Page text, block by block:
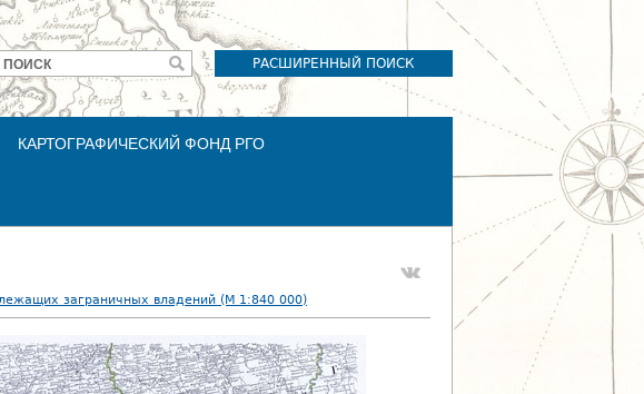
РАСШИРЕННЫЙ ПОИСК
поиска
ПОИСК
КАРТОГРАФИЧЕСКИЙ ФОНД РГО
заграничных владений (М 1:840 000)